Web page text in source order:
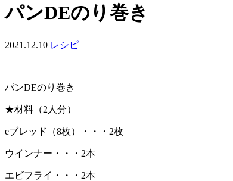
パンDEのり巻き
2021.12.10 レシピ
パンDEのり巻き
★材料（2人分）
eブレッド（8枚）・・・2枚
ウインナー・・・2本
エビフライ・・・2本